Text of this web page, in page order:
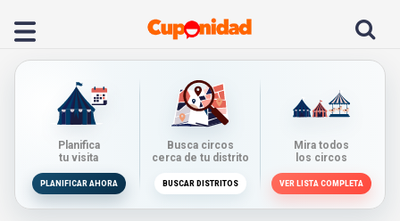
Planifica
tu visita
PLANIFICAR AHORA
Busca circos
cerca de tu distrito
BUSCAR DISTRITOS
Mira todos
los circos
VER LISTA COMPLETA